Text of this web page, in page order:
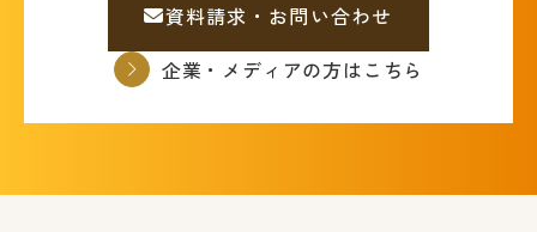
資料請求・お問い合わせ
企業・メディアの方はこちら